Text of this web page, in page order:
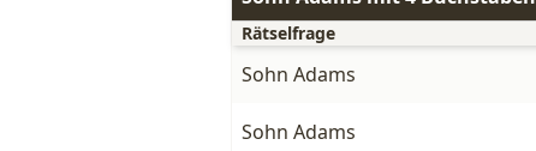
Rätselfrage
Sohn Adams
Sohn Adams